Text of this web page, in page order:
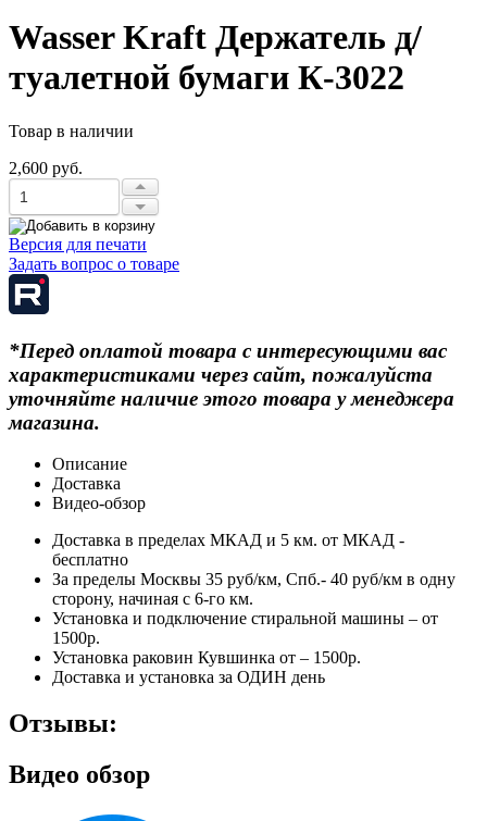
Wasser Kraft Держатель д/
туалетной бумаги К-3022
Товар в наличии
2,600 руб.
Версия для печати
Задать вопрос о товаре
*Перед оплатой товара с интересующими вас
характеристиками через сайт, пожалуйста
уточняйте наличие этого товара у менеджера
магазина.
Описание
Доставка
Видео-обзор
Доставка в пределах МКАД и 5 км. от МКАД -
бесплатно
За пределы Москвы 35 руб/км, Спб.- 40 руб/км в одну
сторону, начиная с 6-го км.
Установка и подключение стиральной машины – от
1500р.
Установка раковин Кувшинка от – 1500р.
Доставка и установка за ОДИН день
Отзывы:
Видео обзор